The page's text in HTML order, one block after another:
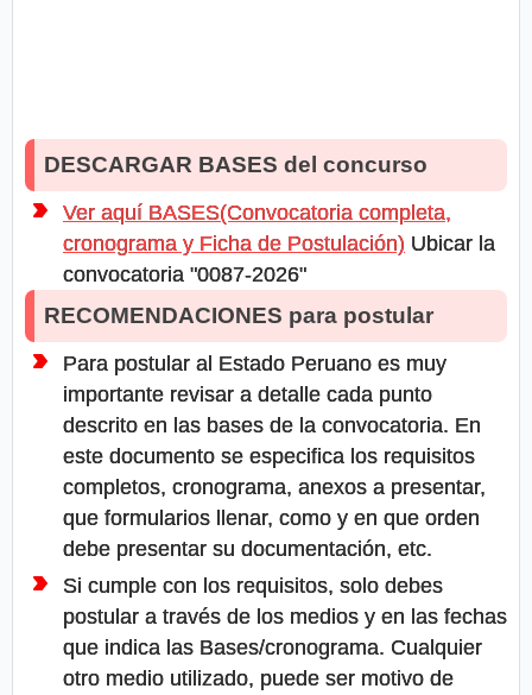
DESCARGAR BASES del concurso
Ver aquí BASES(Convocatoria completa,
cronograma y Ficha de Postulación) Ubicar la
convocatoria "0087-2026"
RECOMENDACIONES para postular
Para postular al Estado Peruano es muy
importante revisar a detalle cada punto
descrito en las bases de la convocatoria. En
este documento se especifica los requisitos
completos, cronograma, anexos a presentar,
que formularios llenar, como y en que orden
debe presentar su documentación, etc.
Si cumple con los requisitos, solo debes
postular a través de los medios y en las fechas
que indica las Bases/cronograma. Cualquier
otro medio utilizado, puede ser motivo de